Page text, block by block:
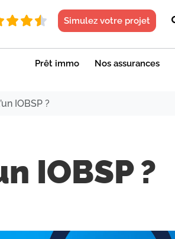
Simulez votre projet
Prêt immo Nos assurances
IOBSP ?
IOBSP ?